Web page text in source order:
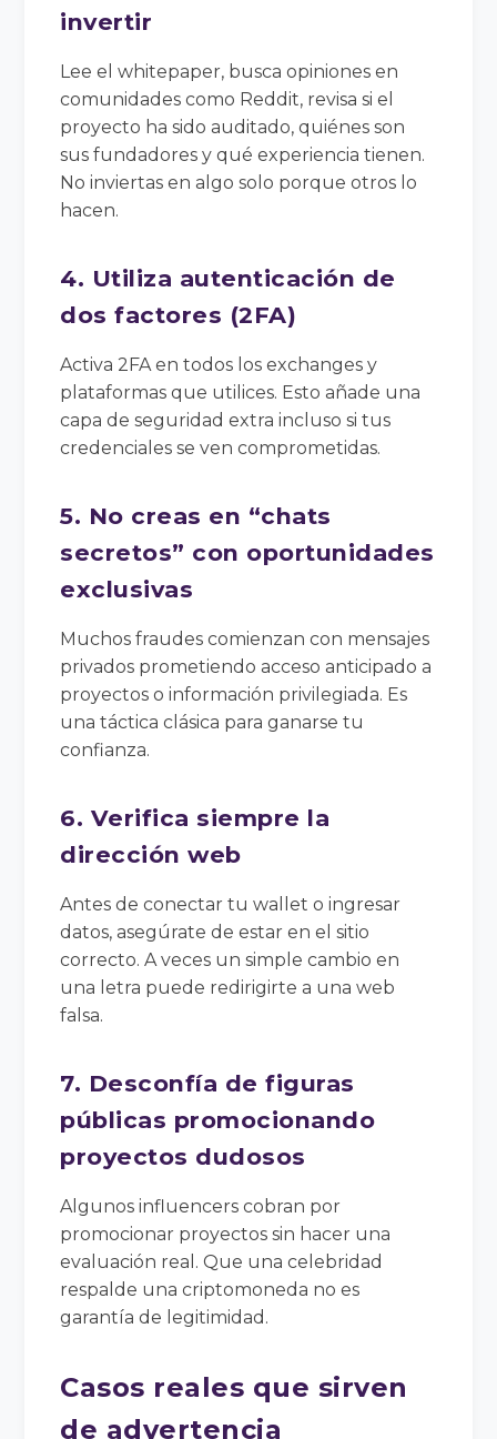
invertir
Lee el whitepaper, busca opiniones en
comunidades como Reddit, revisa si el
proyecto ha sido auditado, quiénes son
sus fundadores y qué experiencia tienen.
No inviertas en algo solo porque otros lo
hacen.
4. Utiliza autenticación de
dos factores (2FA)
Activa 2FA en todos los exchanges y
plataformas que utilices. Esto añade una
capa de seguridad extra incluso si tus
credenciales se ven comprometidas.
5. No creas en “chats
secretos” con oportunidades
exclusivas
Muchos fraudes comienzan con mensajes
privados prometiendo acceso anticipado a
proyectos o información privilegiada. Es
una táctica clásica para ganarse tu
confianza.
6. Verifica siempre la
dirección web
Antes de conectar tu wallet o ingresar
datos, asegúrate de estar en el sitio
correcto. A veces un simple cambio en
una letra puede redirigirte a una web
falsa.
7. Desconfía de figuras
públicas promocionando
proyectos dudosos
Algunos influencers cobran por
promocionar proyectos sin hacer una
evaluación real. Que una celebridad
respalde una criptomoneda no es
garantía de legitimidad.
Casos reales que sirven
de advertencia